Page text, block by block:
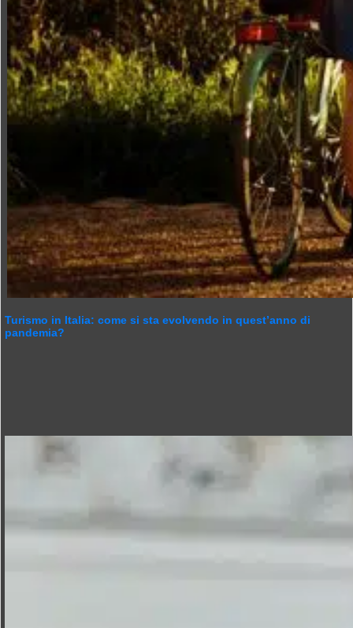
Turismo in Italia: come si sta evolvendo in quest’anno di
pandemia?